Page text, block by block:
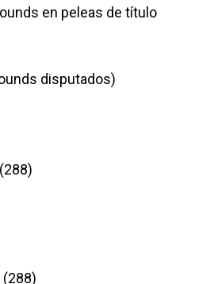
en peleas de título
disputados)
(288)